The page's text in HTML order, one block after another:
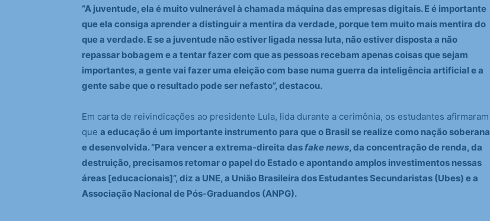
“A juventude, ela é muito vulnerável à chamada máquina das empresas digitais. E é importante
que ela consiga aprender a distinguir a mentira da verdade, porque tem muito mais mentira do
que a verdade. E se a juventude não estiver ligada nessa luta, não estiver disposta a não
repassar bobagem e a tentar fazer com que as pessoas recebam apenas coisas que sejam
importantes, a gente vai fazer uma eleição com base numa guerra da inteligência artificial e a
gente sabe que o resultado pode ser nefasto”, destacou.
Em carta de reivindicações ao presidente Lula, lida durante a cerimônia, os estudantes afirmaram
que a educação é um importante instrumento para que o Brasil se realize como nação soberana
e desenvolvida. “Para vencer a extrema-direita das fake news, da concentração de renda, da
destruição, precisamos retomar o papel do Estado e apontando amplos investimentos nessas
áreas [educacionais]”, diz a UNE, a União Brasileira dos Estudantes Secundaristas (Ubes) e a
Associação Nacional de Pós-Graduandos (ANPG).